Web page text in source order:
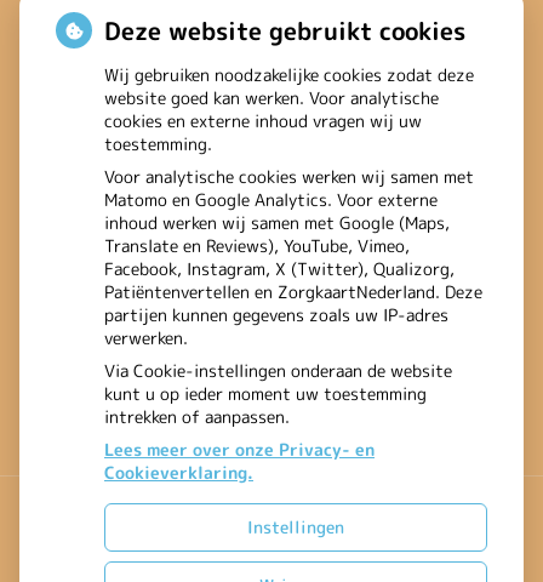
weekend meer mensen met
heup- en polsbreuken
binnenkomen
Een recept voor een wandeling:
waarom Erasmus MC patiënten
het park in stuurt
Uw Zorg Online|Beheer
Deze website gebruikt cookies
Wij gebruiken noodzakelijke cookies zodat deze
website goed kan werken. Voor analytische
cookies en externe inhoud vragen wij uw
toestemming.
Voor analytische cookies werken wij samen met
Matomo en Google Analytics. Voor externe
inhoud werken wij samen met Google (Maps,
Translate en Reviews), YouTube, Vimeo,
Facebook, Instagram, X (Twitter), Qualizorg,
Patiëntenvertellen en ZorgkaartNederland. Deze
partijen kunnen gegevens zoals uw IP-adres
verwerken.
Via Cookie-instellingen onderaan de website
kunt u op ieder moment uw toestemming
intrekken of aanpassen.
Lees meer over onze Privacy- en
Cookieverklaring.
Instellingen